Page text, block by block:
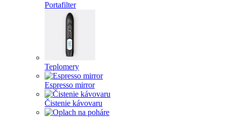
Portafilter
Teplomery
Espresso mirror
Čistenie kávovaru